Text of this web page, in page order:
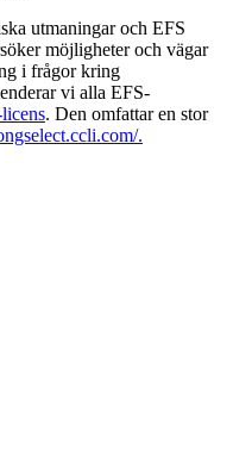
utmaningar och EFS
möjligheter och vägar
i frågor kring
vi alla EFS-
. Den omfattar en stor
.